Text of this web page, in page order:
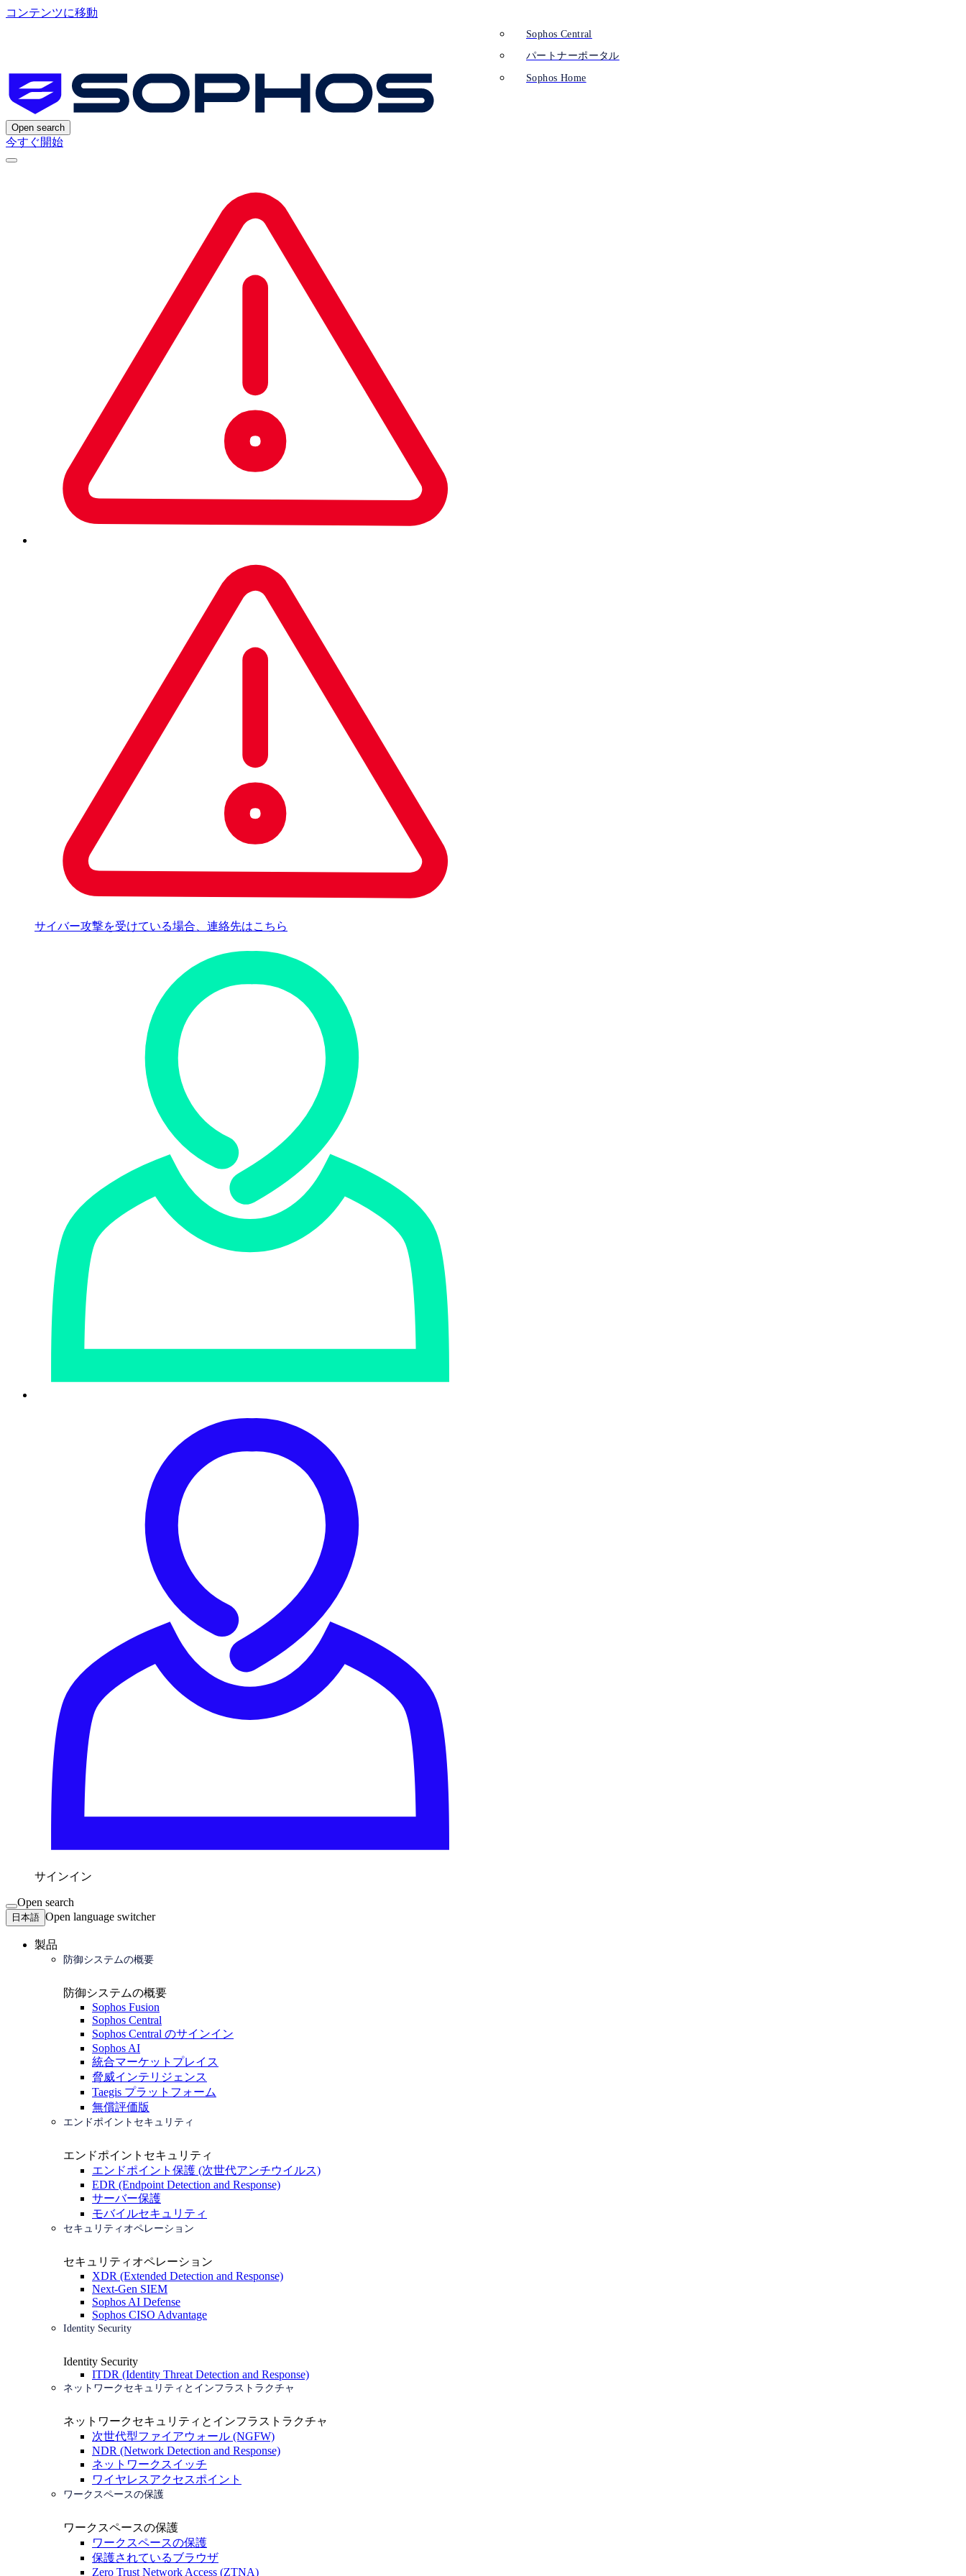
コンテンツに移動
Open search
今すぐ開始
サイバー攻撃を受けている場合、連絡先はこちら
サインイン
Sophos Central
パートナーポータル
Sophos Home
Open search
日本語 Open language switcher
製品
防御システムの概要
防御システムの概要
Sophos Fusion
Sophos Central
Sophos Central のサインイン
Sophos AI
統合マーケットプレイス
脅威インテリジェンス
Taegis プラットフォーム
無償評価版
エンドポイントセキュリティ
エンドポイントセキュリティ
エンドポイント保護 (次世代アンチウイルス)
EDR (Endpoint Detection and Response)
サーバー保護
モバイルセキュリティ
セキュリティオペレーション
セキュリティオペレーション
XDR (Extended Detection and Response)
Next-Gen SIEM
Sophos AI Defense
Sophos CISO Advantage
Identity Security
Identity Security
ITDR (Identity Threat Detection and Response)
ネットワークセキュリティとインフラストラクチャ
ネットワークセキュリティとインフラストラクチャ
次世代型ファイアウォール (NGFW)
NDR (Network Detection and Response)
ネットワークスイッチ
ワイヤレスアクセスポイント
ワークスペースの保護
ワークスペースの保護
ワークスペースの保護
保護されているブラウザ
Zero Trust Network Access (ZTNA)